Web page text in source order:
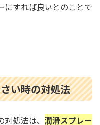
にすれば良いとのことで
い時の対処法
処法は、 潤滑スプレー